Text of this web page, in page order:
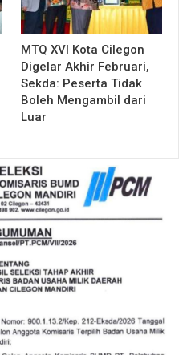
MTQ XVI Kota Cilegon
Digelar Akhir Februari,
Sekda: Peserta Tidak
Boleh Mengambil dari
Luar